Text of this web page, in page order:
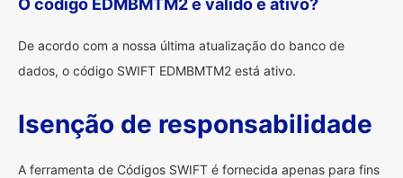
O código EDMBMTM2 é válido e ativo?
De acordo com a nossa última atualização do banco de
dados, o código SWIFT EDMBMTM2 está ativo.
Isenção de responsabilidade
A ferramenta de Códigos SWIFT é fornecida apenas para fins